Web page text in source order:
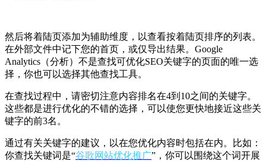
然后将着陆页添加为辅助维度，以查看按着陆页排序的列表。
在外部文件中记下您的首页，或仅导出结果。Google
Analytics（分析）不是查找可优化SEO关键字的页面的唯一选
择，你也可以选择其他查找工具。
在查找过程中，请密切注意内容排名在4到10之间的关键字。
这些都是进行优化的不错的选择，可以使您更快地接近这些关
键字的前3名。
通过有关关键字的建议，以在您优化内容时包括在内。比如：
你查找关键词是“谷歌网站优化推广”，你可以围绕这个词开展